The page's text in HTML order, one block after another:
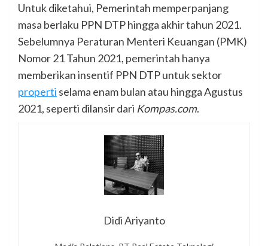
Untuk diketahui, Pemerintah memperpanjang
masa berlaku PPN DTP hingga akhir tahun 2021.
Sebelumnya Peraturan Menteri Keuangan (PMK)
Nomor 21 Tahun 2021, pemerintah hanya
memberikan insentif PPN DTP untuk sektor
properti selama enam bulan atau hingga Agustus
2021, seperti dilansir dari Kompas.com.
Didi Ariyanto